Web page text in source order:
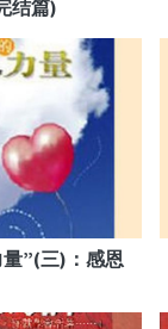
结篇)
”(三)：感恩